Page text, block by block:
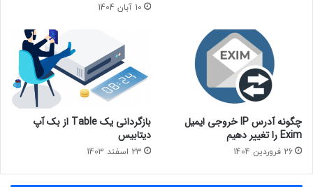
10 آبان 1404
چگونه آدرس IP خروجی ایمیل
Exim را تغییر دهیم
26 فروردین 1404
بازگردانی یک Table از بک آپ
دیتابیس
23 اسفند 1403